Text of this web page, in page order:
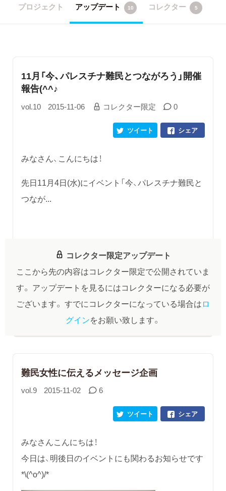
プロジェクト アップデート 10 コレクター 5
11月「今、パレスチナ難民とつながろう」開催
報告(^^♪
vol.10 2015-11-06 コレクター限定 0
シェア
ツイート
みなさん、こんにちは！
先日11月4日(水)にイベント「今、パレスチナ難民と
つなが...
コレクター限定アップデート
ここから先の内容はコレクター限定で公開されていま
す。 アップデートを見るにはコレクターになる必要が
ございます。 すでにコレクターになっている場合はロ
グインをお願い致します。
難民女性に伝えるメッセージ企画
vol.9 2015-11-02 6
シェア
ツイート
みなさんこんにちは！
今日は、明後日のイベントにも関わるお知らせです
*\(^o^)/*